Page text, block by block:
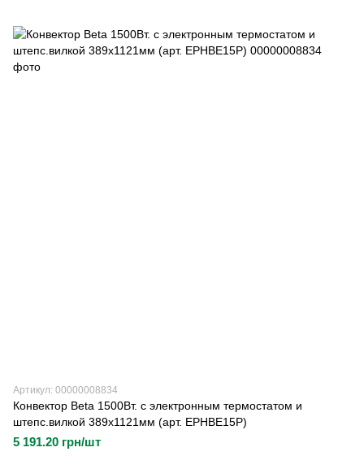
Артикул: 00000008834
Конвектор Beta 1500Вт. с электронным термостатом и
штепс.вилкой 389х1121мм (арт. EPHBE15P)
5 191.20 грн/шт